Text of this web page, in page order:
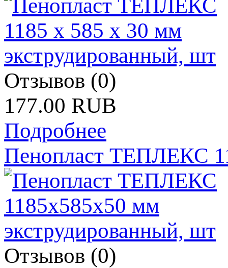
Отзывов (0)
177.00 RUB
Подробнее
Пенопласт ТЕПЛЕКС
Отзывов (0)